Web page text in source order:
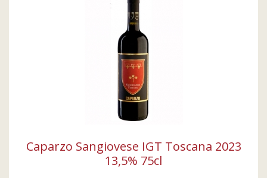
Caparzo Sangiovese IGT Toscana 2023
13,5% 75cl